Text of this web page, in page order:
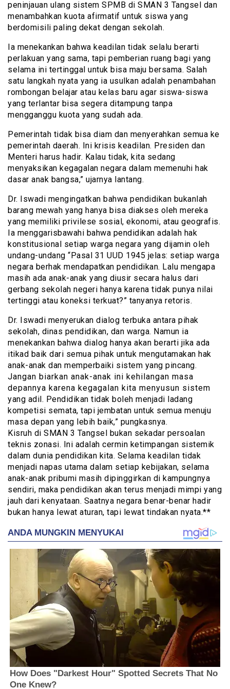
peninjauan ulang sistem SPMB di SMAN 3 Tangsel dan
menambahkan kuota afirmatif untuk siswa yang
berdomisili paling dekat dengan sekolah.
Ia menekankan bahwa keadilan tidak selalu berarti
perlakuan yang sama, tapi pemberian ruang bagi yang
selama ini tertinggal untuk bisa maju bersama. Salah
satu langkah nyata yang ia usulkan adalah penambahan
rombongan belajar atau kelas baru agar siswa-siswa
yang terlantar bisa segera ditampung tanpa
mengganggu kuota yang sudah ada.
Pemerintah tidak bisa diam dan menyerahkan semua ke
pemerintah daerah. Ini krisis keadilan. Presiden dan
Menteri harus hadir. Kalau tidak, kita sedang
menyaksikan kegagalan negara dalam memenuhi hak
dasar anak bangsa,” ujarnya lantang.
Dr. Iswadi mengingatkan bahwa pendidikan bukanlah
barang mewah yang hanya bisa diakses oleh mereka
yang memiliki privilese sosial, ekonomi, atau geografis.
Ia menggarisbawahi bahwa pendidikan adalah hak
konstitusional setiap warga negara yang dijamin oleh
undang-undang “Pasal 31 UUD 1945 jelas: setiap warga
negara berhak mendapatkan pendidikan. Lalu mengapa
masih ada anak-anak yang diusir secara halus dari
gerbang sekolah negeri hanya karena tidak punya nilai
tertinggi atau koneksi terkuat?” tanyanya retoris.
Dr. Iswadi menyerukan dialog terbuka antara pihak
sekolah, dinas pendidikan, dan warga. Namun ia
menekankan bahwa dialog hanya akan berarti jika ada
itikad baik dari semua pihak untuk mengutamakan hak
anak-anak dan memperbaiki sistem yang pincang.
Jangan biarkan anak-anak ini kehilangan masa
depannya karena kegagalan kita menyusun sistem
yang adil. Pendidikan tidak boleh menjadi ladang
kompetisi semata, tapi jembatan untuk semua menuju
masa depan yang lebih baik,” pungkasnya.
Kisruh di SMAN 3 Tangsel bukan sekadar persoalan
teknis zonasi. Ini adalah cermin ketimpangan sistemik
dalam dunia pendidikan kita. Selama keadilan tidak
menjadi napas utama dalam setiap kebijakan, selama
anak-anak pribumi masih dipinggirkan di kampungnya
sendiri, maka pendidikan akan terus menjadi mimpi yang
jauh dari kenyataan. Saatnya negara benar-benar hadir
bukan hanya lewat aturan, tapi lewat tindakan nyata.**